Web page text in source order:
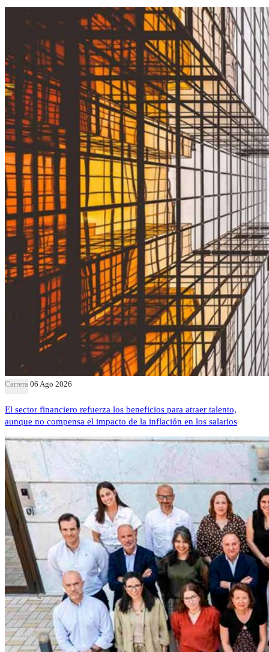
Carrera 06 Ago 2026
El sector financiero refuerza los beneficios para atraer talento,
aunque no compensa el impacto de la inflación en los salarios